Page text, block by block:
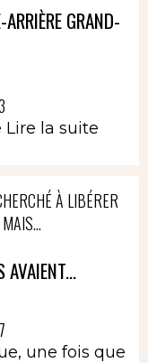
GRAND-
Lire la suite
À LIBÉRER
AVAIENT...
une fois que